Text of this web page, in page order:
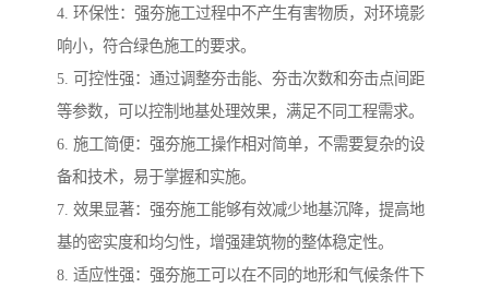
4. 环保性：强夯施工过程中不产生有害物质，对环境影
响小，符合绿色施工的要求。
5. 可控性强：通过调整夯击能、夯击次数和夯击点间距
等参数，可以控制地基处理效果，满足不同工程需求。
6. 施工简便：强夯施工操作相对简单，不需要复杂的设
备和技术，易于掌握和实施。
7. 效果显著：强夯施工能够有效减少地基沉降，提高地
基的密实度和均匀性，增强建筑物的整体稳定性。
8. 适应性强：强夯施工可以在不同的地形和气候条件下